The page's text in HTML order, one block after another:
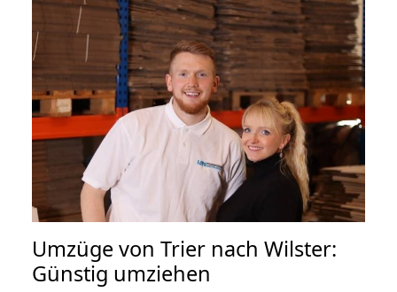
Umzüge von Trier nach Wilster:
Günstig umziehen